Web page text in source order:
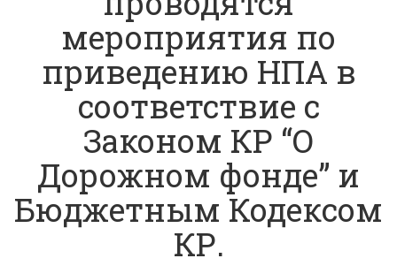
мероприятия по
приведению НПА в
соответствие с
Законом КР “О
Дорожном фонде” и
Бюджетным Кодексом
КР.